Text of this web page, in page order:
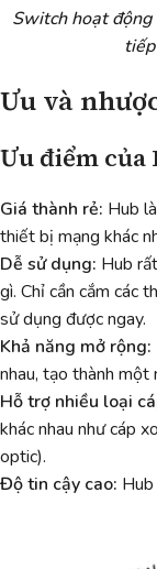
Switch hoạt động
Ưu và
Ưu điểm của
Giá thành rẻ: Hub
thiết bị mạng khác
Dễ sử dụng: Hub
gì. Chỉ cần cắm các
sử dụng được ngay.
Khả năng mở rộng:
nhau, tạo thành một
Hỗ trợ nhiều loại
khác nhau như cáp
optic).
Độ tin cậy cao: